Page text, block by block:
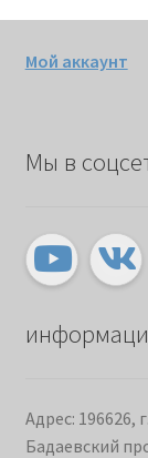
Мой аккаунт
Мы в
Адрес:
Бадаевский